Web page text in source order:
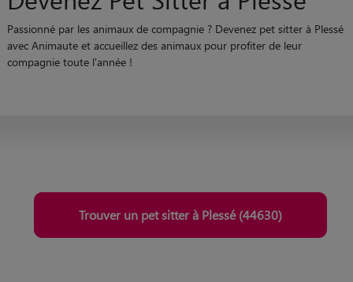
Passionné par les animaux de compagnie ? Devenez pet sitter à Plessé
avec Animaute et accueillez des animaux pour profiter de leur
compagnie toute l'année !